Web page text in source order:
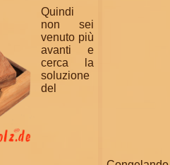
Quindi
non sei
venuto più
avanti e
cerca la
soluzione
del